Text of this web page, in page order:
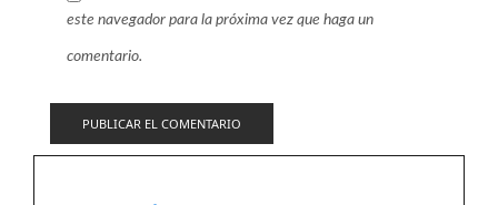
este navegador para la próxima vez que haga un
comentario.